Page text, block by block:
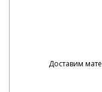
Доставим